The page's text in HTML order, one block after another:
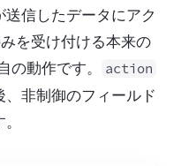
信したデータにアク
の動作です。 action
非制御のフィールド